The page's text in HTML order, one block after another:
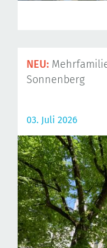
NEU:
Sonnenberg
03. Juli 2026